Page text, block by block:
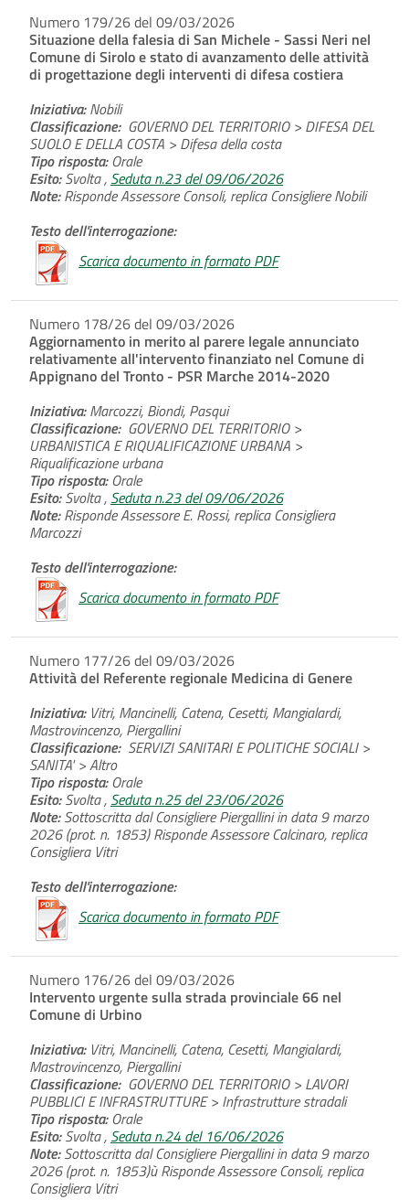
Numero 179/26 del 09/03/2026
Situazione della falesia di San Michele - Sassi Neri nel
Comune di Sirolo e stato di avanzamento delle attività
di progettazione degli interventi di difesa costiera
Iniziativa:Nobili
Classificazione: GOVERNO DEL TERRITORIO > DIFESA DEL
SUOLO E DELLA COSTA > Difesa della costa
Tipo risposta:Orale
Esito:Svolta , Seduta n.23 del 09/06/2026
Note:Risponde Assessore Consoli, replica Consigliere Nobili
Testo dell'interrogazione:
Scarica documento in formato PDF
Numero 178/26 del 09/03/2026
Aggiornamento in merito al parere legale annunciato
relativamente all'intervento finanziato nel Comune di
Appignano del Tronto - PSR Marche 2014-2020
Iniziativa:Marcozzi, Biondi, Pasqui
Classificazione: GOVERNO DEL TERRITORIO >
URBANISTICA E RIQUALIFICAZIONE URBANA >
Riqualificazione urbana
Tipo risposta:Orale
Esito:Svolta , Seduta n.23 del 09/06/2026
Note:Risponde Assessore E. Rossi, replica Consigliera
Marcozzi
Testo dell'interrogazione:
Scarica documento in formato PDF
Numero 177/26 del 09/03/2026
Attività del Referente regionale Medicina di Genere
Iniziativa:Vitri, Mancinelli, Catena, Cesetti, Mangialardi,
Mastrovincenzo, Piergallini
Classificazione: SERVIZI SANITARI E POLITICHE SOCIALI >
SANITA' > Altro
Tipo risposta:Orale
Esito:Svolta , Seduta n.25 del 23/06/2026
Note:Sottoscritta dal Consigliere Piergallini in data 9 marzo
2026 (prot. n. 1853) Risponde Assessore Calcinaro, replica
Consigliera Vitri
Testo dell'interrogazione:
Scarica documento in formato PDF
Numero 176/26 del 09/03/2026
Intervento urgente sulla strada provinciale 66 nel
Comune di Urbino
Iniziativa:Vitri, Mancinelli, Catena, Cesetti, Mangialardi,
Mastrovincenzo, Piergallini
Classificazione: GOVERNO DEL TERRITORIO > LAVORI
PUBBLICI E INFRASTRUTTURE > Infrastrutture stradali
Tipo risposta:Orale
Esito:Svolta , Seduta n.24 del 16/06/2026
Note:Sottoscritta dal Consigliere Piergallini in data 9 marzo
2026 (prot. n. 1853)ù Risponde Assessore Consoli, replica
Consigliera Vitri